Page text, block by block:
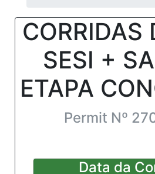
CORRIDAS
SESI +
ETAPA
Permit Nº
Data da